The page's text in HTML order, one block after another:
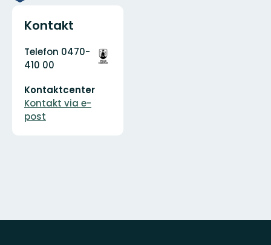
Kontakt
Adress
Telefon 0470-
410 00
postadress
Kontaktcenter
Kontakt via e-
post
Organisationens
logotyp